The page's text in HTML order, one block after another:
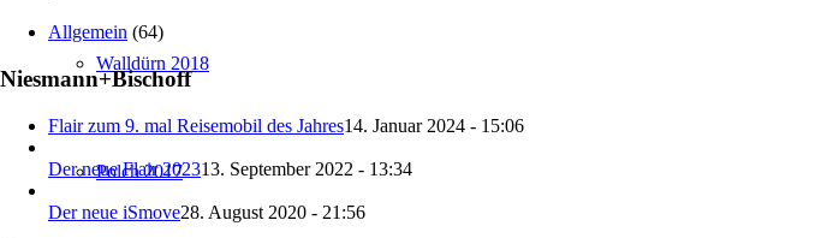
Walldürn 2018
Polch 2017
Allgemein (64)
Niesmann+Bischoff
Flair zum 9. mal Reisemobil des Jahres14. Januar 2024 - 15:06
Der neue Flair 202313. September 2022 - 13:34
Der neue iSmove28. August 2020 - 21:56